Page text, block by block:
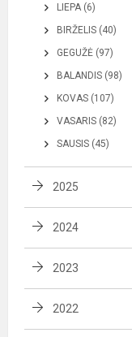
LIEPA (6)
BIRŽELIS (40)
GEGUŽĖ (97)
BALANDIS (98)
KOVAS (107)
VASARIS (82)
SAUSIS (45)
2025
2024
2023
2022